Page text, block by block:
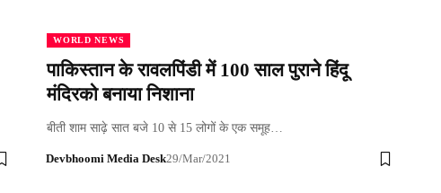
WORLD NEWS
पाकिस्तान के रावलपिंडी में 100 साल पुराने हिंदू
मंदिरको बनाया निशाना
बीती शाम साढ़े सात बजे 10 से 15 लोगों के एक समूह…
Devbhoomi Media Desk29/Mar/2021